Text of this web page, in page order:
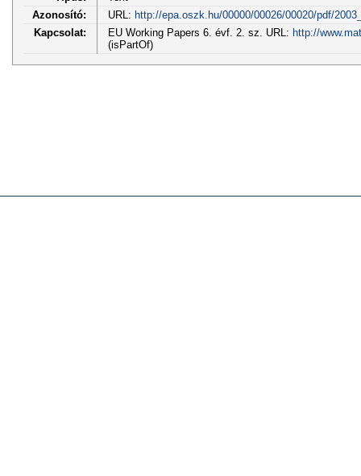
Azonosító:
URL: http://epa.oszk.hu/00000/00026/00020/pdf/
Kapcsolat:
EU Working Papers 6. évf. 2. sz. URL: http://
(isPartOf)